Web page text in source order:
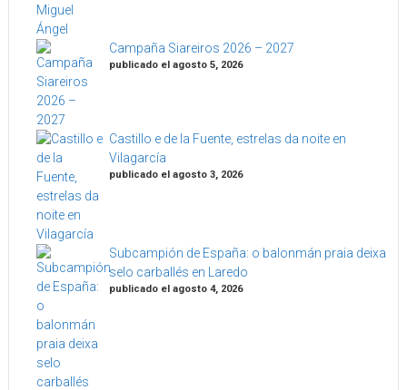
Campaña Siareiros 2026 – 2027
publicado el agosto 5, 2026
Castillo e de la Fuente, estrelas da noite en
Vilagarcía
publicado el agosto 3, 2026
Subcampión de España: o balonmán praia deixa
selo carballés en Laredo
publicado el agosto 4, 2026